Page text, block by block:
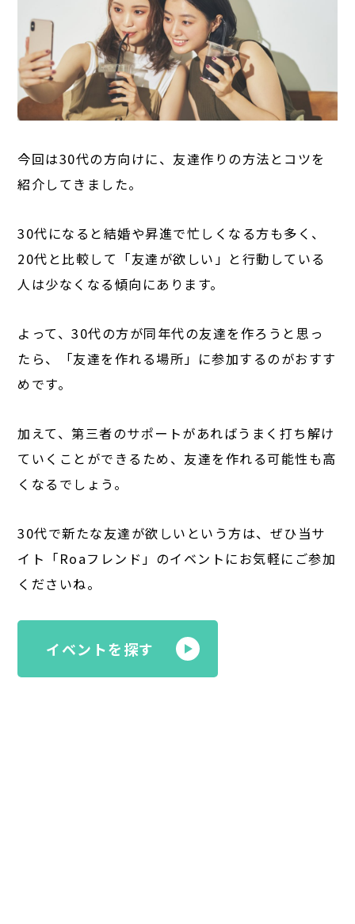
今回は30代の方向けに、友達作りの方法とコツを
紹介してきました。
30代になると結婚や昇進で忙しくなる方も多く、
20代と比較して「友達が欲しい」と行動している
人は少なくなる傾向にあります。
よって、30代の方が同年代の友達を作ろうと思っ
たら、「友達を作れる場所」に参加するのがおすす
めです。
加えて、第三者のサポートがあればうまく打ち解け
ていくことができるため、友達を作れる可能性も高
くなるでしょう。
30代で新たな友達が欲しいという方は、ぜひ当サ
イト「Roaフレンド」のイベントにお気軽にご参加
くださいね。
イベントを探す